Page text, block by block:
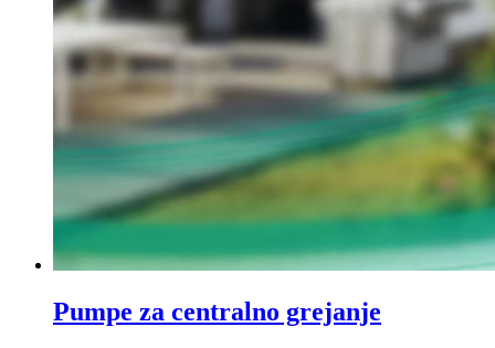
Pumpe za centralno grejanje